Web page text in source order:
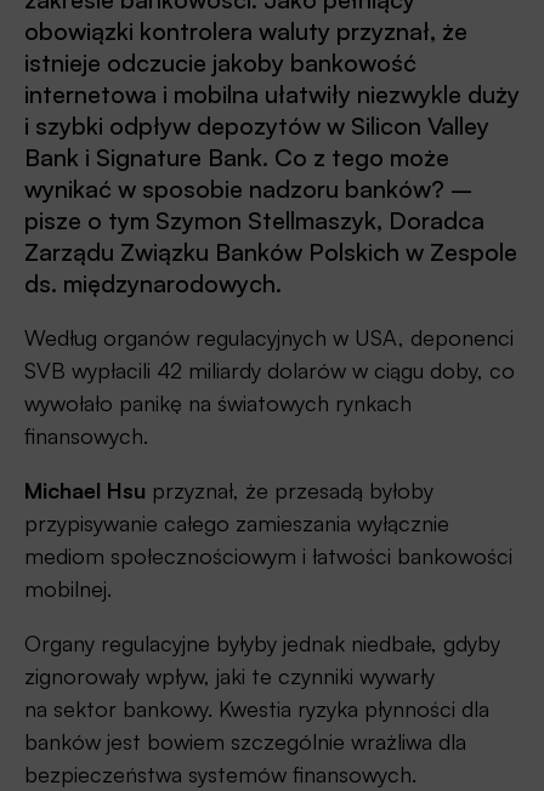
obowiązki kontrolera waluty przyznał, że
istnieje odczucie jakoby bankowość
internetowa i mobilna ułatwiły niezwykle duży
i szybki odpływ depozytów w Silicon Valley
Bank i Signature Bank. Co z tego może
wynikać w sposobie nadzoru banków? –
pisze o tym Szymon Stellmaszyk, Doradca
Zarządu Związku Banków Polskich w Zespole
ds. międzynarodowych.
Według organów regulacyjnych w USA, deponenci
SVB wypłacili 42 miliardy dolarów w ciągu doby, co
wywołało panikę na światowych rynkach
finansowych.
Michael Hsu przyznał, że przesadą byłoby
przypisywanie całego zamieszania wyłącznie
mediom społecznościowym i łatwości bankowości
mobilnej.
Organy regulacyjne byłyby jednak niedbałe, gdyby
zignorowały wpływ, jaki te czynniki wywarły
na sektor bankowy. Kwestia ryzyka płynności dla
banków jest bowiem szczególnie wrażliwa dla
bezpieczeństwa systemów finansowych.